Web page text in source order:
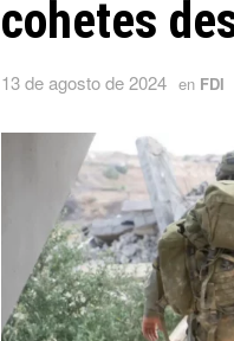
cohetes
13 de agosto de 2024 en FDI